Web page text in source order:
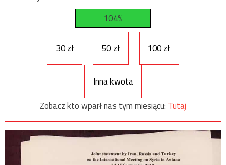
104%
30 zł 50 zł 100 zł
Inna kwota
Zobacz kto wparł nas tym miesiącu: Tutaj